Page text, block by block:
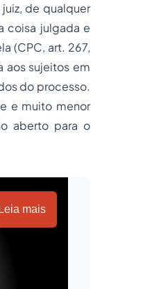
de qualquer
coisa julgada e
(CPC, art. 267,
aos sujeitos em
do processo.
e muito menor
aberto para o
Leia mais